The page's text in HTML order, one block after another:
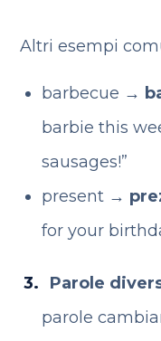
Altri esempi
barbecue →
barbie this
sausages!”
present →
for your
Parole
parole